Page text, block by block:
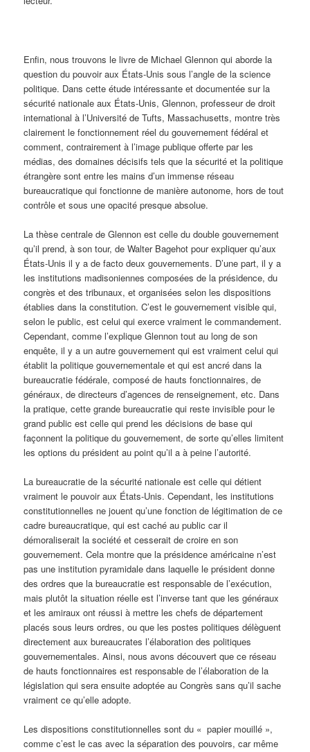
Enfin, nous trouvons le livre de Michael Glennon qui aborde la
question du pouvoir aux États-Unis sous l’angle de la science
politique. Dans cette étude intéressante et documentée sur la
sécurité nationale aux États-Unis, Glennon, professeur de droit
international à l’Université de Tufts, Massachusetts, montre très
clairement le fonctionnement réel du gouvernement fédéral et
comment, contrairement à l’image publique offerte par les
médias, des domaines décisifs tels que la sécurité et la politique
étrangère sont entre les mains d’un immense réseau
bureaucratique qui fonctionne de manière autonome, hors de tout
contrôle et sous une opacité presque absolue.
La thèse centrale de Glennon est celle du double gouvernement
qu’il prend, à son tour, de Walter Bagehot pour expliquer qu’aux
États-Unis il y a de facto deux gouvernements. D’une part, il y a
les institutions madisoniennes composées de la présidence, du
congrès et des tribunaux, et organisées selon les dispositions
établies dans la constitution. C’est le gouvernement visible qui,
selon le public, est celui qui exerce vraiment le commandement.
Cependant, comme l’explique Glennon tout au long de son
enquête, il y a un autre gouvernement qui est vraiment celui qui
établit la politique gouvernementale et qui est ancré dans la
bureaucratie fédérale, composé de hauts fonctionnaires, de
généraux, de directeurs d’agences de renseignement, etc. Dans
la pratique, cette grande bureaucratie qui reste invisible pour le
grand public est celle qui prend les décisions de base qui
façonnent la politique du gouvernement, de sorte qu’elles limitent
les options du président au point qu’il a à peine l’autorité.
La bureaucratie de la sécurité nationale est celle qui détient
vraiment le pouvoir aux États-Unis. Cependant, les institutions
constitutionnelles ne jouent qu’une fonction de légitimation de ce
cadre bureaucratique, qui est caché au public car il
démoraliserait la société et cesserait de croire en son
gouvernement. Cela montre que la présidence américaine n’est
pas une institution pyramidale dans laquelle le président donne
des ordres que la bureaucratie est responsable de l’exécution,
mais plutôt la situation réelle est l’inverse tant que les généraux
et les amiraux ont réussi à mettre les chefs de département
placés sous leurs ordres, ou que les postes politiques délèguent
directement aux bureaucrates l’élaboration des politiques
gouvernementales. Ainsi, nous avons découvert que ce réseau
de hauts fonctionnaires est responsable de l’élaboration de la
législation qui sera ensuite adoptée au Congrès sans qu’il sache
vraiment ce qu’elle adopte.
Les dispositions constitutionnelles sont du « papier mouillé »,
comme c’est le cas avec la séparation des pouvoirs, car même